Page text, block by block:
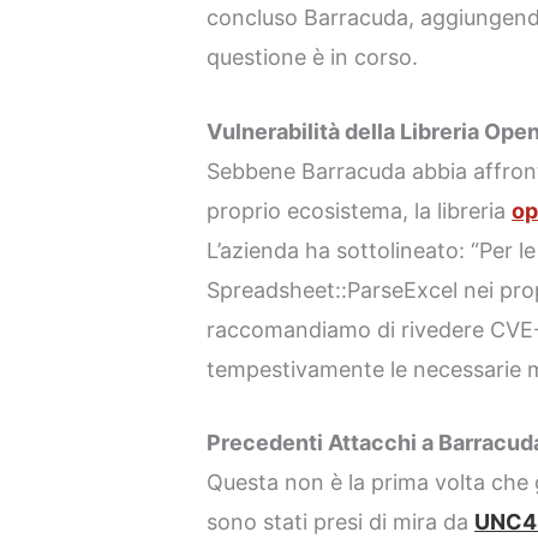
concluso Barracuda,
questione è in corso.
Vulnerabilità della Libreria
Sebbene Barracuda abbia
proprio ecosistema, la libreria
L’azienda ha sottolineato: “Per
Spreadsheet::ParseExcel nei
raccomandiamo di rivedere
tempestivamente le necessarie
Precedenti Attacchi a
Questa non è la prima volta che
sono stati presi di mira da